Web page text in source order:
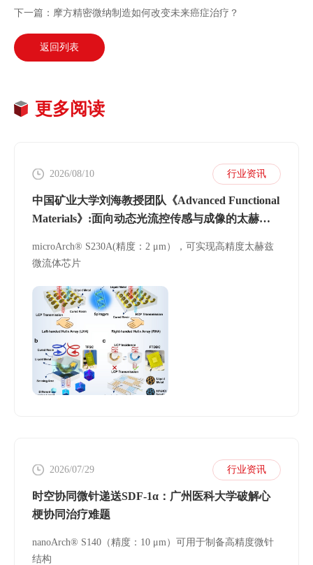
下一篇：摩方精密微纳制造如何改变未来癌症治疗？
返回列表
更多阅读
2026/08/10 行业资讯
中国矿业大学刘海教授团队《Advanced Functional
Materials》:面向动态光流控传感与成像的太赫兹
microArch® S230A(精度：2 μm），可实现高精度太赫兹
微流体芯片
2026/07/29 行业资讯
时空协同微针递送SDF-1α：广州医科大学破解心
梗协同治疗难题
nanoArch® S140（精度：10 μm）可用于制备高精度微针
结构